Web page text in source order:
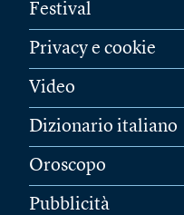
Festival
Privacy e cookie
Video
Dizionario italiano
Oroscopo
Pubblicità